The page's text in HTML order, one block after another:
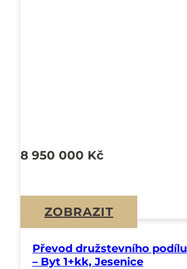
8 950 000 Kč
ZOBRAZIT
Převod družstevního podílu
– Byt 1+kk, Jesenice